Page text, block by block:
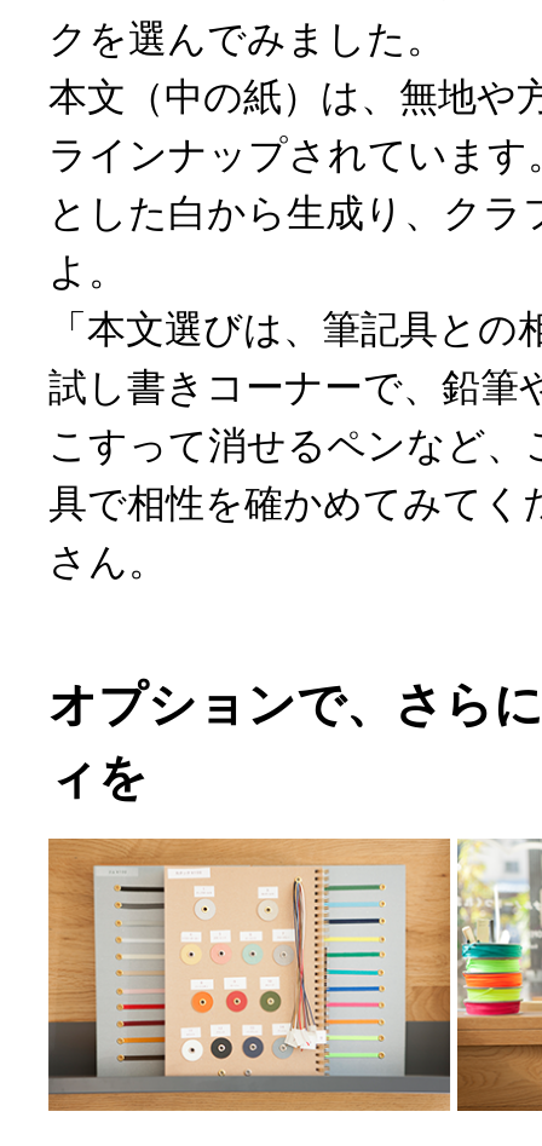
クを選んでみました。
本文（中の紙）は、無地や
ラインナップされています
とした白から生成り、クラ
よ。
「本文選びは、筆記具と
試し書きコーナーで、鉛筆
こすって消せるペンなど、
具で相性を確かめてみてく
さん。
オプションで、さら
ィを